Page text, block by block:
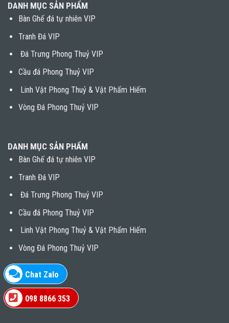
Chat Zalo
098 8866 353
DANH MỤC SẢN PHẨM
Bàn Ghế đá tự nhiên VIP
Tranh Đá VIP
Đá Trưng Phong Thuỷ VIP
Cầu đá Phong Thuỷ VIP
Linh Vật Phong Thuỷ & Vật Phẩm Hiếm
Vòng Đá Phong Thuỷ VIP
DANH MỤC SẢN PHẨM
Bàn Ghế đá tự nhiên VIP
Tranh Đá VIP
Đá Trưng Phong Thuỷ VIP
Cầu đá Phong Thuỷ VIP
Linh Vật Phong Thuỷ & Vật Phẩm Hiếm
Vòng Đá Phong Thuỷ VIP